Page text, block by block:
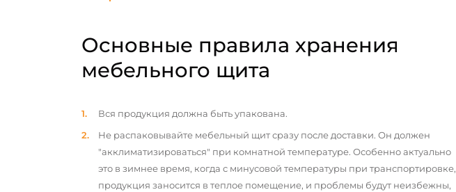
Основные правила хранения
мебельного щита
Вся продукция должна быть упакована.
Не распаковывайте мебельный щит сразу после доставки. Он должен
"акклиматизироваться" при комнатной температуре. Особенно актуально
это в зимнее время, когда с минусовой температуры при транспортировке,
продукция заносится в теплое помещение, и проблемы будут неизбежны,